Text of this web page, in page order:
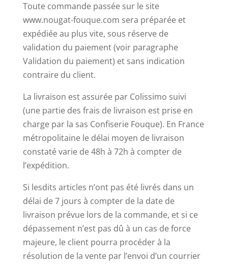
Toute commande passée sur le site
www.nougat-fouque.com sera préparée et
expédiée au plus vite, sous réserve de
validation du paiement (voir paragraphe
Validation du paiement) et sans indication
contraire du client.
La livraison est assurée par Colissimo suivi
(une partie des frais de livraison est prise en
charge par la sas Confiserie Fouque). En France
métropolitaine le délai moyen de livraison
constaté varie de 48h à 72h à compter de
l’expédition.
Si lesdits articles n’ont pas été livrés dans un
délai de 7 jours à compter de la date de
livraison prévue lors de la commande, et si ce
dépassement n’est pas dû à un cas de force
majeure, le client pourra procéder à la
résolution de la vente par l’envoi d’un courrier